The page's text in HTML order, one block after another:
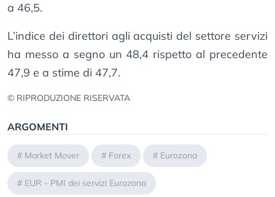
a 46,5.
L’indice dei direttori agli acquisti del settore servizi
ha messo a segno un 48,4 rispetto al precedente
47,9 e a stime di 47,7.
© RIPRODUZIONE RISERVATA
ARGOMENTI
# Market Mover # Forex # Eurozona
# EUR - PMI dei servizi Eurozona